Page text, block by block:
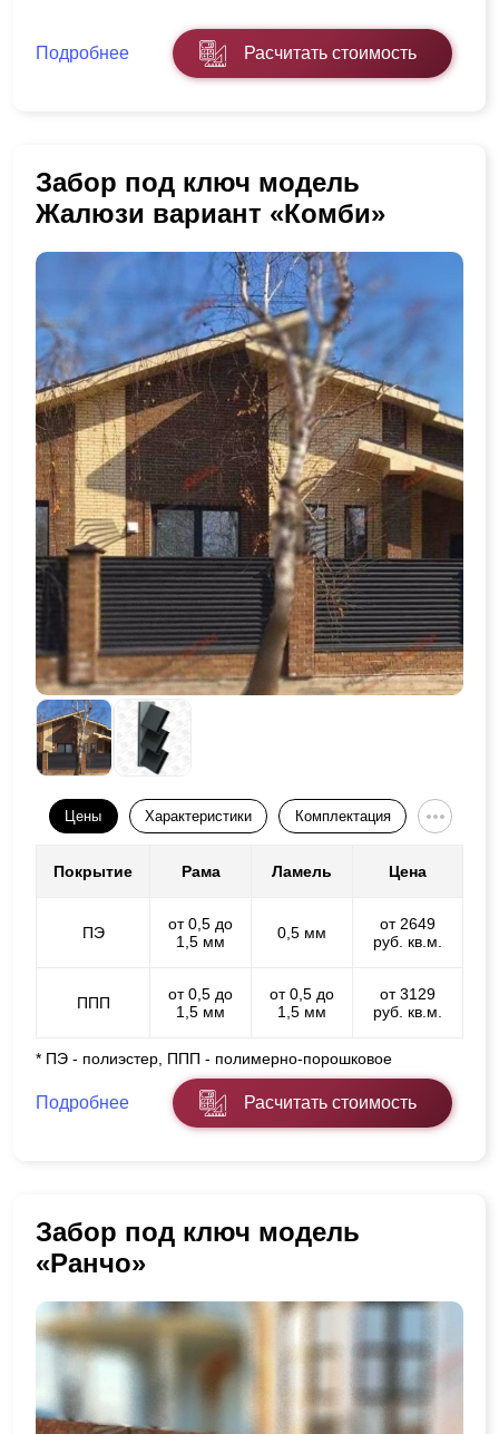
Подробнее Расчитать стоимость
Забор под ключ модель
Жалюзи вариант «Комби»
Цены Характеристики Комплектация
Покрытие Рама Ламель Цена
ПЭ
от 0,5 до
1,5 мм
0,5 мм
от 2649
руб. кв.м.
ППП
от 0,5 до
1,5 мм
от 0,5 до
1,5 мм
от 3129
руб. кв.м.
* ПЭ - полиэстер, ППП - полимерно-порошковое
Подробнее Расчитать стоимость
Забор под ключ модель
«Ранчо»